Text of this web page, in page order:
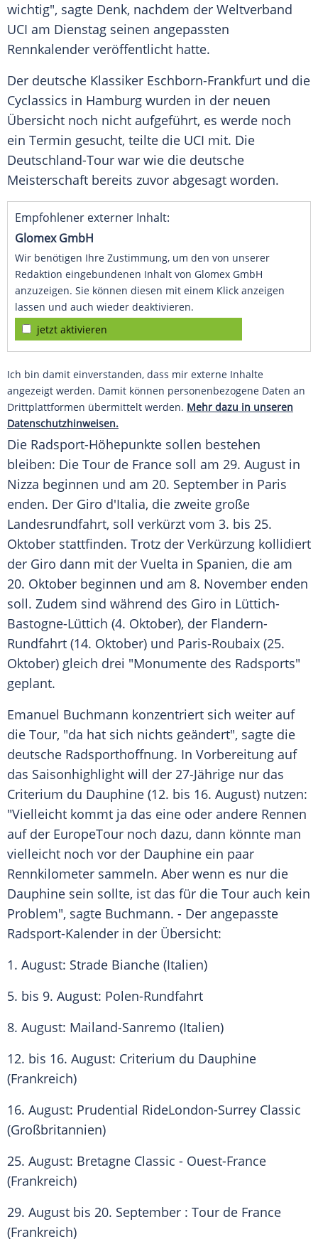
wichtig", sagte Denk, nachdem der Weltverband
UCI am Dienstag seinen angepassten
Rennkalender veröffentlicht hatte.
Der deutsche Klassiker Eschborn-Frankfurt und die
Cyclassics in Hamburg wurden in der neuen
Übersicht noch nicht aufgeführt, es werde noch
ein Termin gesucht, teilte die UCI mit. Die
Deutschland-Tour war wie die deutsche
Meisterschaft bereits zuvor abgesagt worden.
Empfohlener externer Inhalt:
Glomex GmbH
Wir benötigen Ihre Zustimmung, um den von unserer
Redaktion eingebundenen Inhalt von Glomex GmbH
anzuzeigen. Sie können diesen mit einem Klick anzeigen
lassen und auch wieder deaktivieren.
jetzt aktivieren
Ich bin damit einverstanden, dass mir externe Inhalte
angezeigt werden. Damit können personenbezogene Daten an
Drittplattformen übermittelt werden. Mehr dazu in unseren
Datenschutzhinweisen.
Die Radsport-Höhepunkte sollen bestehen
bleiben: Die Tour de France soll am 29. August in
Nizza beginnen und am 20. September in Paris
enden. Der Giro d'Italia, die zweite große
Landesrundfahrt, soll verkürzt vom 3. bis 25.
Oktober stattfinden. Trotz der Verkürzung kollidiert
der Giro dann mit der Vuelta in Spanien, die am
20. Oktober beginnen und am 8. November enden
soll. Zudem sind während des Giro in Lüttich-
Bastogne-Lüttich (4. Oktober), der Flandern-
Rundfahrt (14. Oktober) und Paris-Roubaix (25.
Oktober) gleich drei "Monumente des Radsports"
geplant.
Emanuel Buchmann konzentriert sich weiter auf
die Tour, "da hat sich nichts geändert", sagte die
deutsche Radsporthoffnung. In Vorbereitung auf
das Saisonhighlight will der 27-Jährige nur das
Criterium du Dauphine (12. bis 16. August) nutzen:
"Vielleicht kommt ja das eine oder andere Rennen
auf der EuropeTour noch dazu, dann könnte man
vielleicht noch vor der Dauphine ein paar
Rennkilometer sammeln. Aber wenn es nur die
Dauphine sein sollte, ist das für die Tour auch kein
Problem", sagte Buchmann. - Der angepasste
Radsport-Kalender in der Übersicht:
1. August: Strade Bianche (Italien)
5. bis 9. August: Polen-Rundfahrt
8. August: Mailand-Sanremo (Italien)
12. bis 16. August: Criterium du Dauphine
(Frankreich)
16. August: Prudential RideLondon-Surrey Classic
(Großbritannien)
25. August: Bretagne Classic - Ouest-France
(Frankreich)
29. August bis 20. September : Tour de France
(Frankreich)